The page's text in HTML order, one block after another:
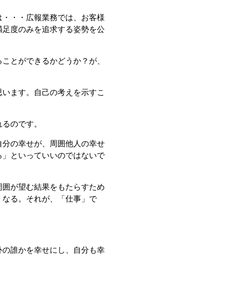
・・広報業務では、お客様
度のみを追求する姿勢を公
とができるかどうか？が、
ます。自己の考えを示すこ
のです。
の幸せが、周囲他人の幸せ
といっていいのではないで
が望む結果をもたらすため
る。それが、「仕事」で
誰かを幸せにし、自分も幸